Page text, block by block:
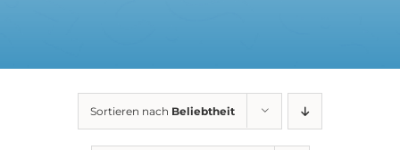
Sortieren nach Beliebtheit